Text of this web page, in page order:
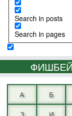
Search in posts
Search in pages
А Б
З
И